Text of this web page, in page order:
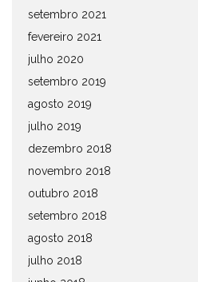
setembro 2021
fevereiro 2021
julho 2020
setembro 2019
agosto 2019
julho 2019
dezembro 2018
novembro 2018
outubro 2018
setembro 2018
agosto 2018
julho 2018